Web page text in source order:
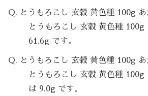
Q. とうもろこし 玄穀 黄色種 100g あ
とうもろこし 玄穀 黄色種 100g
61.6g です。
Q. とうもろこし 玄穀 黄色種 100g あ
とうもろこし 玄穀 黄色種 100g
は 9.0g です。